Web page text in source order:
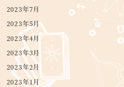
2023年7月
2023年5月
2023年4月
2023年3月
2023年2月
2023年1月